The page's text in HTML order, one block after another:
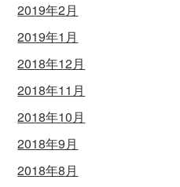
2019年2月
2019年1月
2018年12月
2018年11月
2018年10月
2018年9月
2018年8月